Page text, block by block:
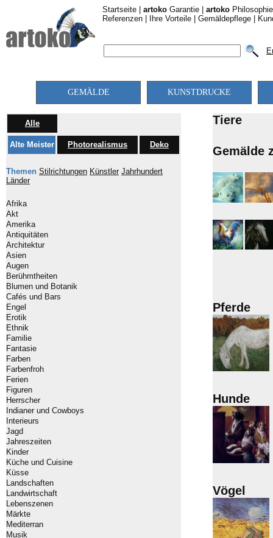
Startseite artoko Garantie artoko Philosophie
Referenzen
Ihre Vorteile Gemäldepflege
GEMÄLDE KUNSTDRUCKE
Alle
Alte Meister Photorealismus Deko
Themen Stilrichtungen Künstler Jahrhundert
Länder
Afrika
Akt
Amerika
Antiquitäten
Architektur
Asien
Augen
Berühmtheiten
Blumen und Botanik
Cafés und Bars
Engel
Erotik
Ethnik
Familie
Fantasie
Farben
Farbenfroh
Ferien
Figuren
Herrscher
Indianer und Cowboys
Interieurs
Jagd
Jahreszeiten
Kinder
Küche und Cuisine
Küsse
Landschaften
Landwirtschaft
Lebenszenen
Märkte
Mediterran
Musik
Tiere
Gemälde
Pferde
Hunde
Vögel